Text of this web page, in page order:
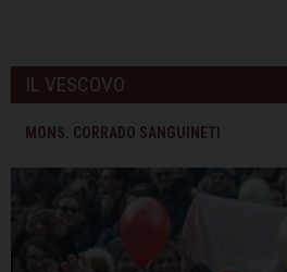
IL VESCOVO
MONS. CORRADO SANGUINETI